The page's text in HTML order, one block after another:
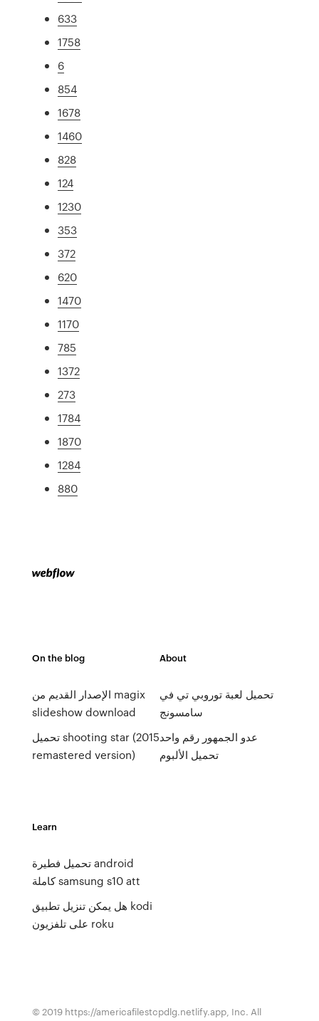
633
1758
6
854
1678
1460
828
124
1230
353
372
620
1470
1170
785
1372
273
1784
1870
1284
880
On the blog
الإصدار القديم من magix
slideshow download
تحميل shooting star (2015
remastered version)
About
تحميل لعبة توروبي تي في
سامسونج
عدو الجمهور رقم واحد
تحميل الألبوم
Learn
تحميل فطيرة android
كاملة samsung s10 att
هل يمكن تنزيل تطبيق kodi
على تلفزيون roku
© 2019 https://americafilestcpdlg.netlify.app, Inc. All